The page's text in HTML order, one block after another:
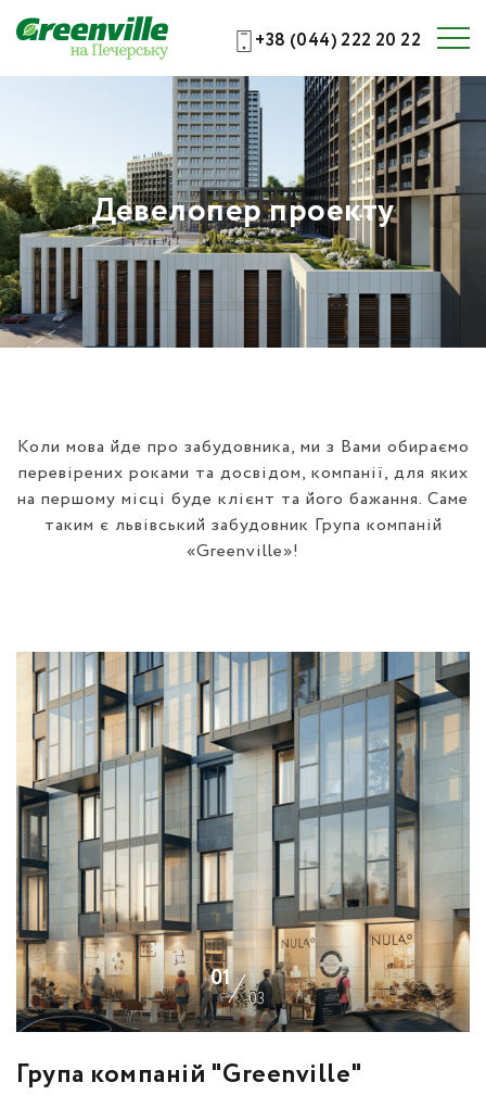
+38 (044) 222 20 22
Девелопер проекту
Коли мова йде про забудовника, ми з Вами обираємо
перевірених роками та досвідом, компанії, для яких
на першому місці буде клієнт та його бажання. Саме
таким є львівський забудовник Група компаній
«Greenville»!
01
03
Група компаній "Greenville"